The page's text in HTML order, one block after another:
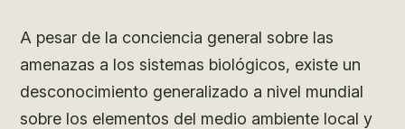
A pesar de la conciencia general sobre las
amenazas a los sistemas biológicos, existe un
desconocimiento generalizado a nivel mundial
sobre los elementos del medio ambiente local y